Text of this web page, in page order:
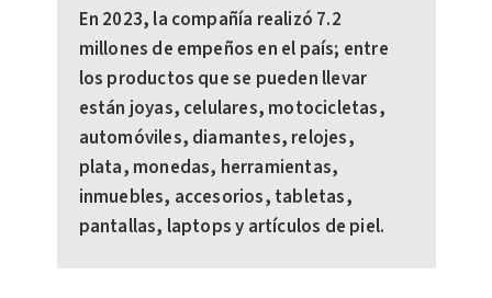
En 2023, la compañía realizó 7.2
millones de empeños en el país; entre
los productos que se pueden llevar
están joyas, celulares, motocicletas,
automóviles, diamantes, relojes,
plata, monedas, herramientas,
inmuebles, accesorios, tabletas,
pantallas, laptops y artículos de piel.